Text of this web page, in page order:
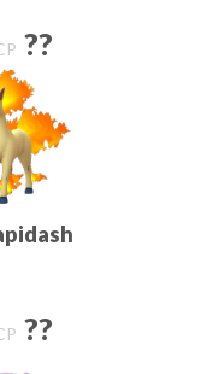
??
??